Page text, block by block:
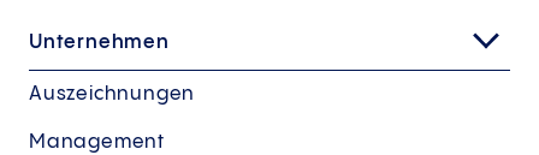
Unternehmen
Auszeichnungen
Management